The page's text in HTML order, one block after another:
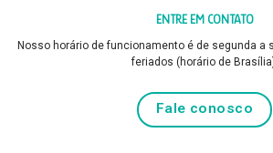
ENTRE EM CONTATO
Nosso horário de funcionamento é de segunda a
feriados (horário de
Fale conosco